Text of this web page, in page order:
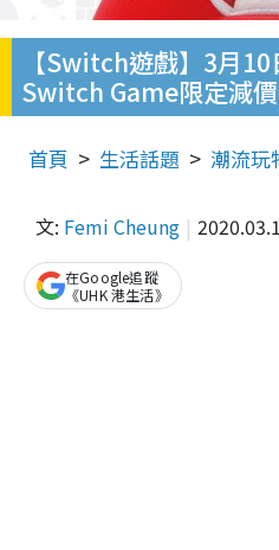
【Switch遊戲】3月
Switch Game限定減
首頁 生活話題 潮流玩
文: Femi Cheung
在Google追蹤
《UHK 港生活》